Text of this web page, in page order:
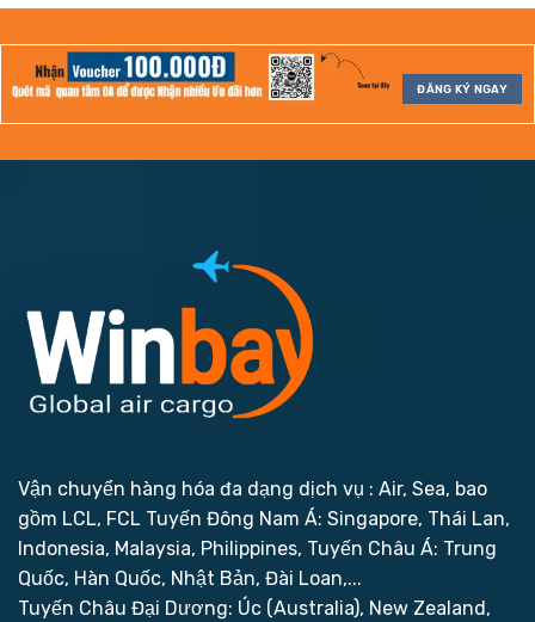
ĐĂNG KÝ NGAY
Vận chuyển hàng hóa đa dạng dịch vụ : Air, Sea, bao
gồm LCL, FCL Tuyến Đông Nam Á: Singapore, Thái Lan,
Indonesia, Malaysia, Philippines, Tuyến Châu Á: Trung
Quốc, Hàn Quốc, Nhật Bản, Đài Loan,...
Tuyến Châu Đại Dương: Úc (Australia), New Zealand,